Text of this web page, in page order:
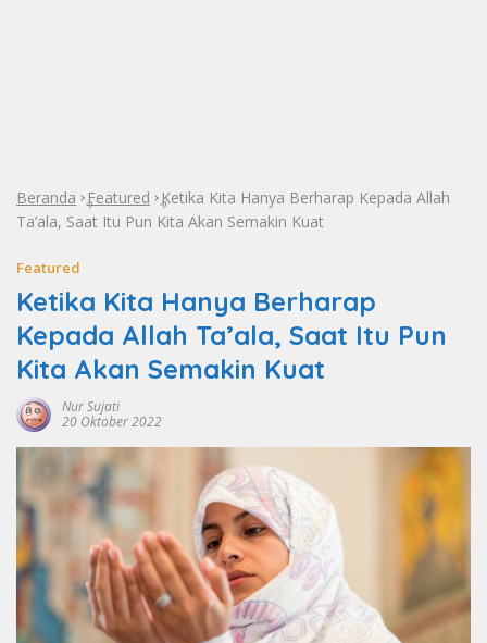
Beranda »Featured »Ketika Kita Hanya Berharap Kepada Allah
Ta’ala, Saat Itu Pun Kita Akan Semakin Kuat
Featured
Ketika Kita Hanya Berharap
Kepada Allah Ta’ala, Saat Itu Pun
Kita Akan Semakin Kuat
Nur Sujati
20 Oktober 2022